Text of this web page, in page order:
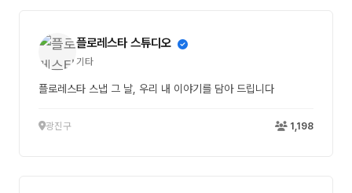
플로레스타 스튜디오
기타
플로레스타 스냅 그 날, 우리 내 이야기를 담아 드립니다
광진구 1,198